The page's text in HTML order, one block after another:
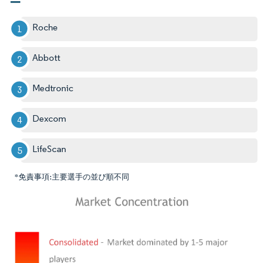
Roche
Abbott
Medtronic
Dexcom
LifeScan
*免責事項:主要選手の並び順不同